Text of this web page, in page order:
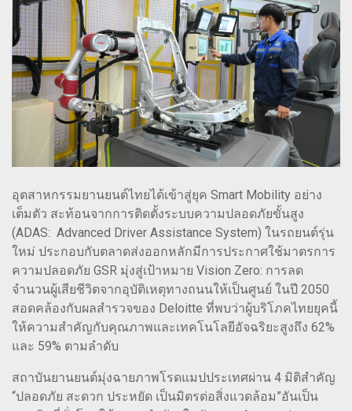
อุตสาหกรรมยานยนต์ไทยได้เข้าสู่ยุค Smart Mobility อย่าง
เต็มตัว สะท้อนจากการติดตั้งระบบความปลอดภัยขั้นสูง
(ADAS: Advanced Driver Assistance System) ในรถยนต์รุ่น
ใหม่ ประกอบกับตลาดส่งออกหลักมีการประกาศใช้มาตรการ
ความปลอดภัย GSR มุ่งสู่เป้าหมาย Vision Zero: การลด
จำนวนผู้เสียชีวิตจากอุบัติเหตุทางถนนให้เป็นศูนย์ ในปี 2050
สอดคล้องกับผลสำรวจของ Deloitte ที่พบว่าผู้บริโภคไทยยุคนี้
ให้ความสำคัญกับคุณภาพและเทคโนโลยีอัจฉริยะสูงถึง 62%
และ 59% ตามลำดับ
สถาบันยานยนต์มุ่งฉายภาพโรดแมปประเทศผ่าน 4 มิติสำคัญ
“ปลอดภัย สะดวก ประหยัด เป็นมิตรต่อสิ่งแวดล้อม”อันเป็น